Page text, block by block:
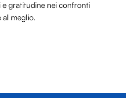
e gratitudine nei confronti
al meglio.